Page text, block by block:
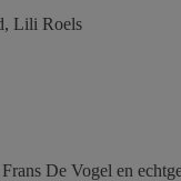
Lili Roels
De Vogel en